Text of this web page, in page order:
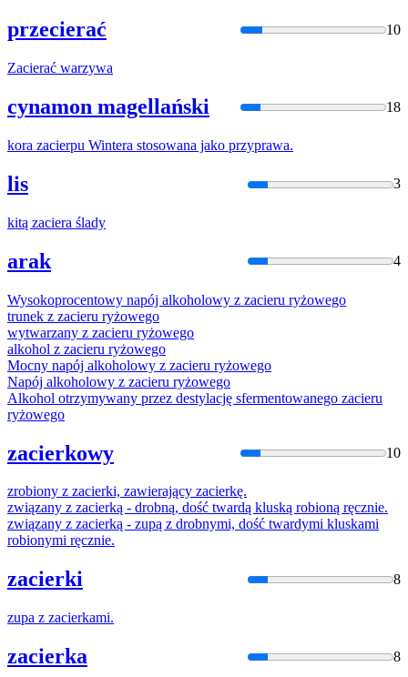
przecierać 10
Zacierać warzywa
cynamon magellański 18
kora zacierpu Wintera stosowana jako przyprawa.
lis 3
kitą zaciera ślady
arak 4
Wysokoprocentowy napój alkoholowy z zacieru ryżowego
trunek z zacieru ryżowego
wytwarzany z zacieru ryżowego
alkohol z zacieru ryżowego
Mocny napój alkoholowy z zacieru ryżowego
Napój alkoholowy z zacieru ryżowego
Alkohol otrzymywany przez destylację sfermentowanego zacieru
ryżowego
zacierkowy 10
zrobiony z zacierki, zawierający zacierkę.
związany z zacierką - drobną, dość twardą kluską robioną ręcznie.
związany z zacierką - zupą z drobnymi, dość twardymi kluskami
robionymi ręcznie.
zacierki 8
zupa z zacierkami.
zacierka 8